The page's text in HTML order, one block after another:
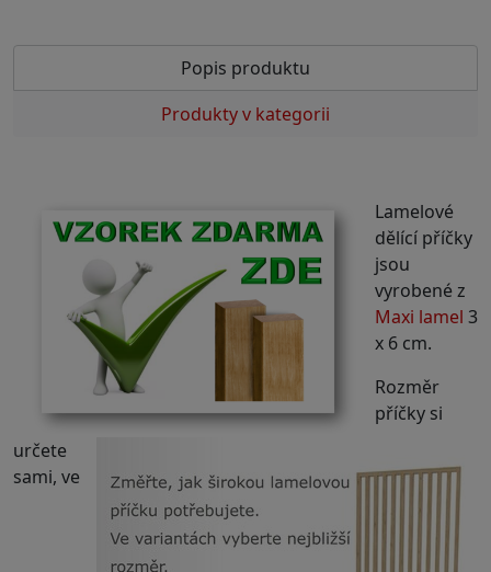
Popis produktu
Produkty v kategorii
Lamelové
dělící příčky
jsou
vyrobené z
Maxi lamel 3
x 6 cm.
Rozměr
příčky si
určete
sami, ve